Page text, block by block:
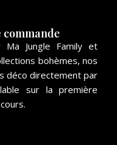
Ma Jungle Family et
bohèmes, nos
déco directement par
sur la première